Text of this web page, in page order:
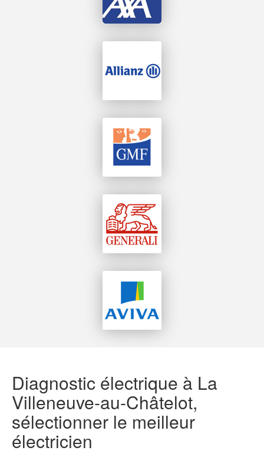
Diagnostic électrique à La
Villeneuve-au-Châtelot,
sélectionner le meilleur
électricien